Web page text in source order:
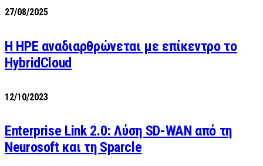
27/08/2025
H HPE αναδιαρθρώνεται με επίκεντρο το
HybridCloud
12/10/2023
Enterprise Link 2.0: Λύση SD-WAN από τη
Neurosoft και τη Sparcle